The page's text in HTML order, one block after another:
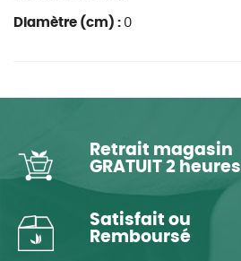
Diamètre (cm) : 0
Retrait magasin
GRATUIT 2 heures
Satisfait ou
Remboursé